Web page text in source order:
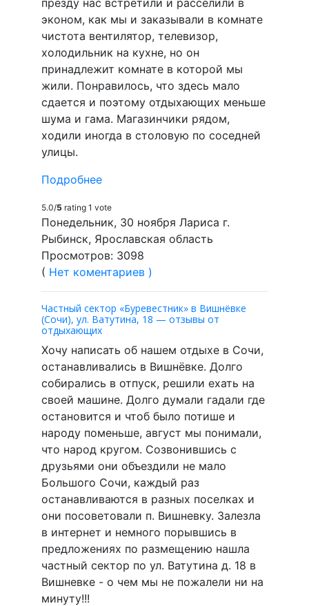
эконом, как мы и заказывали в комнате
чистота вентилятор, телевизор,
холодильник на кухне, но он
принадлежит комнате в которой мы
жили. Понравилось, что здесь мало
сдается и поэтому отдыхающих меньше
шума и гама. Магазинчики рядом,
ходили иногда в столовую по соседней
улицы.
Подробнее
5.0/5 rating 1 vote
Понедельник, 30 ноября Лариса г.
Рыбинск, Ярославская область
Просмотров: 3098
( Нет коментариев )
Частный сектор «Буревестник» в Вишнёвке
(Сочи), ул. Ватутина, 18 — отзывы от
отдыхающих
Хочу написать об нашем отдыхе в Сочи,
останавливались в Вишнёвке. Долго
собирались в отпуск, решили ехать на
своей машине. Долго думали гадали где
остановится и чтоб было потише и
народу поменьше, август мы понимали,
что народ кругом. Созвонившись с
друзьями они объездили не мало
Большого Сочи, каждый раз
останавливаются в разных поселках и
они посоветовали п. Вишневку. Залезла
в интернет и немного порывшись в
предложениях по размещению нашла
частный сектор по ул. Ватутина д. 18 в
Вишневке - о чем мы не пожалели ни на
минуту!!!